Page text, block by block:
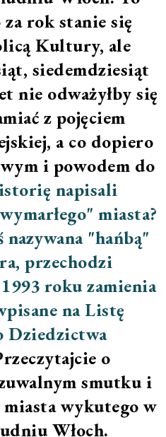
rok stanie się
Kultury, ale
siedemdziesiąt
nie odważyłby się
z pojęciem
a co dopiero
i powodem do
napisali
miasta?
"hańbą"
przechodzi
roku zamienia
na Listę
Dziedzictwa
o
smutku i
wykutego w
Włoch.